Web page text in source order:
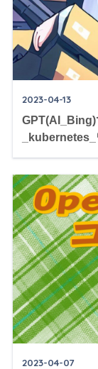
2023-04-13
GPT(AI_Bing)
2023-04-07